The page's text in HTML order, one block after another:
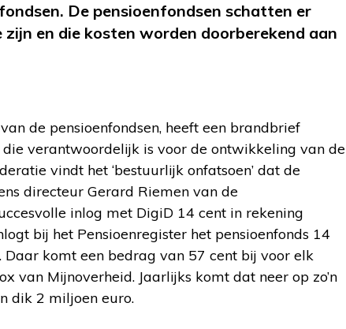
De pensioenfondsen schatten er
en die kosten worden doorberekend aan
de pensioenfondsen, heeft een brandbrief
die verantwoordelijk is voor de ontwikkeling van de
vindt het ‘bestuurlijk onfatsoen’ dat de
directeur Gerard Riemen van de
inlog met DigiD 14 cent in rekening
bij het Pensioenregister het pensioenfonds 14
Daar komt een bedrag van 57 cent bij voor elk
van Mijnoverheid. Jaarlijks komt dat neer op zo’n
dik 2 miljoen euro.